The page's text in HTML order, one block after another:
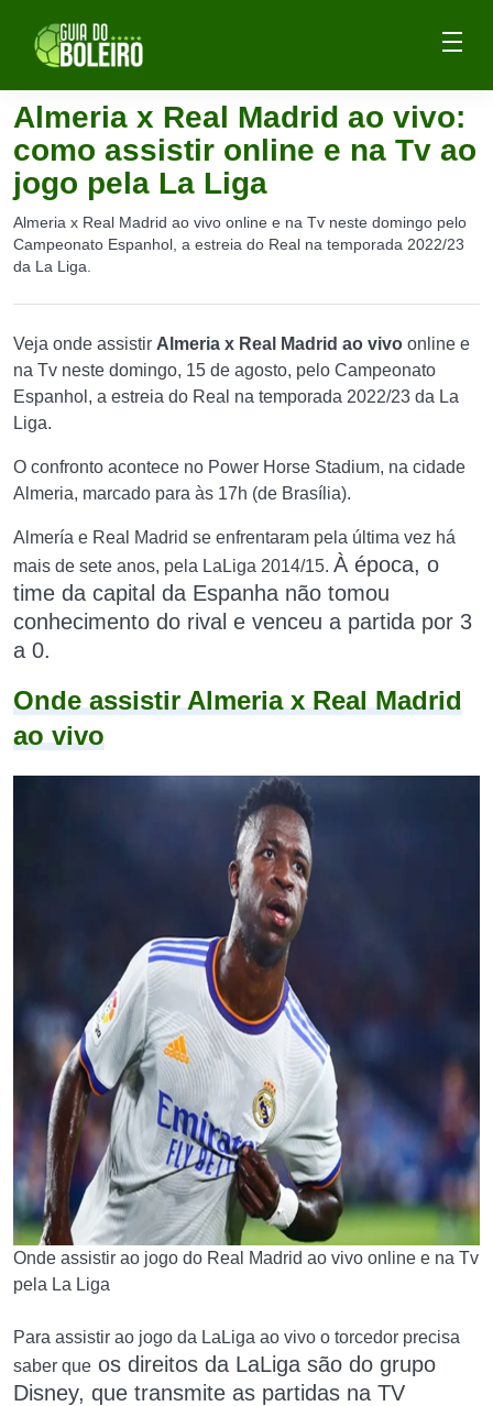
Almeria x Real Madrid ao vivo:
como assistir online e na Tv ao
jogo pela La Liga
Almeria x Real Madrid ao vivo online e na Tv neste domingo pelo
Campeonato Espanhol, a estreia do Real na temporada 2022/23
da La Liga.
Veja onde assistir Almeria x Real Madrid ao vivo online e
na Tv neste domingo, 15 de agosto, pelo Campeonato
Espanhol, a estreia do Real na temporada 2022/23 da La
Liga.
O confronto acontece no Power Horse Stadium, na cidade
Almeria, marcado para às 17h (de Brasília).
Almería e Real Madrid se enfrentaram pela última vez há
mais de sete anos, pela LaLiga 2014/15. À época, o
time da capital da Espanha não tomou
conhecimento do rival e venceu a partida por 3
a 0.
Onde assistir Almeria x Real Madrid
ao vivo
Onde assistir ao jogo do Real Madrid ao vivo online e na Tv
pela La Liga
Para assistir ao jogo da LaLiga ao vivo o torcedor precisa
saber que os direitos da LaLiga são do grupo
Disney, que transmite as partidas na TV